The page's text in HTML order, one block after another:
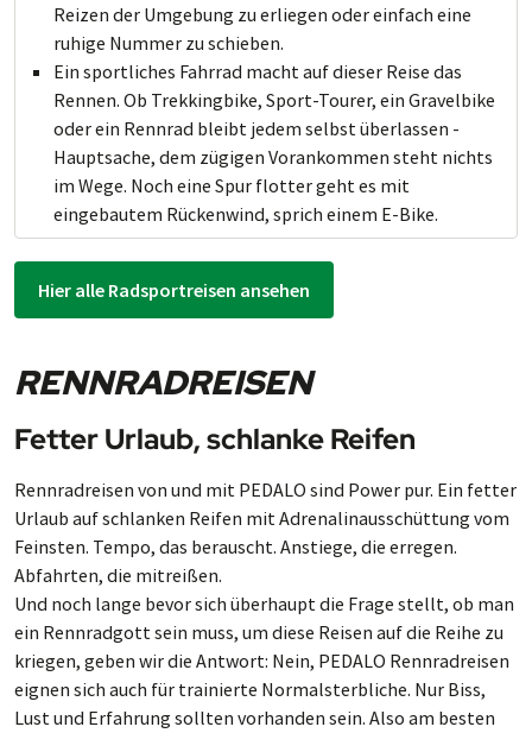
Reizen der Umgebung zu erliegen oder einfach eine
ruhige Nummer zu schieben.
Ein sportliches Fahrrad macht auf dieser Reise das
Rennen. Ob Trekkingbike, Sport-Tourer, ein Gravelbike
oder ein Rennrad bleibt jedem selbst überlassen -
Hauptsache, dem zügigen Vorankommen steht nichts
im Wege. Noch eine Spur flotter geht es mit
eingebautem Rückenwind, sprich einem E-Bike.
Hier alle Radsportreisen ansehen
RENNRADREISEN
Fetter Urlaub, schlanke Reifen
Rennradreisen von und mit PEDALO sind Power pur. Ein fetter
Urlaub auf schlanken Reifen mit Adrenalinausschüttung vom
Feinsten. Tempo, das berauscht. Anstiege, die erregen.
Abfahrten, die mitreißen.
Und noch lange bevor sich überhaupt die Frage stellt, ob man
ein Rennradgott sein muss, um diese Reisen auf die Reihe zu
kriegen, geben wir die Antwort: Nein, PEDALO Rennradreisen
eignen sich auch für trainierte Normalsterbliche. Nur Biss,
Lust und Erfahrung sollten vorhanden sein. Also am besten